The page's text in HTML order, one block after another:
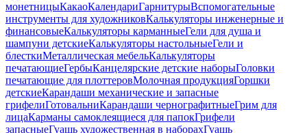
монетницыКакаоКалендариГарнитурыВспомогательные
инструменты для художниковКалькуляторы инженерные и
финансовыеКалькуляторы карманныеГели для душа и
шампуни детскиеКалькуляторы настольныеГели и
блесткиМеталлическая мебельКалькуляторы
печатающиеГербыКанцелярские детские наборыГоловки
печатающие для плоттеровМолочная продукцияГоршки
детскиеКарандаши механические и запасные
грифелиГотовальниКарандаши чернографитныеГрим для
лицаКарманы самоклеящиеся для папокГрифели
запасныеГуашь художественная в наборахГуашь